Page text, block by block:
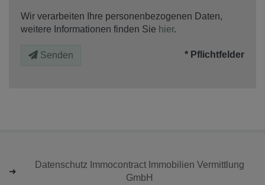
Wir verarbeiten Ihre personenbezogenen Daten,
weitere Informationen finden Sie hier.
Senden * Pflichtfelder
Datenschutz Immocontract Immobilien Vermittlung
GmbH